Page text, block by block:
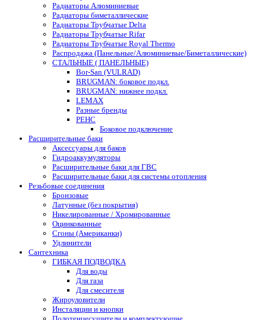
Радиаторы Алюминиевые
Радиаторы биметаллические
Радиаторы Трубчатые Delta
Радиаторы Трубчатые Rifar
Радиаторы Трубчатые Royal Thermo
Распродажа (Панельные/Алюминиевые/Биметаллические)
СТАЛЬНЫЕ ( ПАНЕЛЬНЫЕ)
Bor-San (VULRAD)
BRUGMAN: боковое подкл.
BRUGMAN: нижнее подкл.
LEMAX
Разные бренды
РЕНС
Боковое подключение
Расширительные баки
Аксессуары для баков
Гидроаккумуляторы
Расширительные баки для ГВС
Расширительные баки для системы отопления
Резьбовые соединения
Бронзовые
Латунные (без покрытия)
Никелированные / Хромированные
Оцинкованные
Сгоны (Американки)
Удлинители
Сантехника
ГИБКАЯ ПОДВОДКА
Для воды
Для газа
Для смесителя
Жироуловители
Инсталяции и кнопки